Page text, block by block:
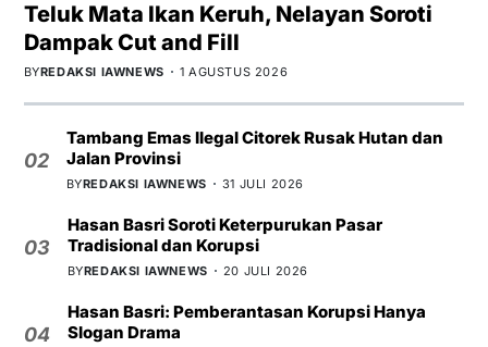
Teluk Mata Ikan Keruh, Nelayan Soroti
Dampak Cut and Fill
BYREDAKSI IAWNEWS 1 AGUSTUS 2026
02
Tambang Emas Ilegal Citorek Rusak Hutan dan
Jalan Provinsi
BYREDAKSI IAWNEWS 31 JULI 2026
03
Hasan Basri Soroti Keterpurukan Pasar
Tradisional dan Korupsi
BYREDAKSI IAWNEWS 20 JULI 2026
04
Hasan Basri: Pemberantasan Korupsi Hanya
Slogan Drama